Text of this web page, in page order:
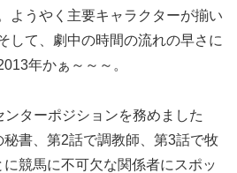
ようやく主要キャラクターが揃い
して、劇中の時間の流れの早さに
年かぁ～～～。
ンターポジションを務めました
書、第2話で調教師、第3話で牧
競馬に不可欠な関係者にスポッ